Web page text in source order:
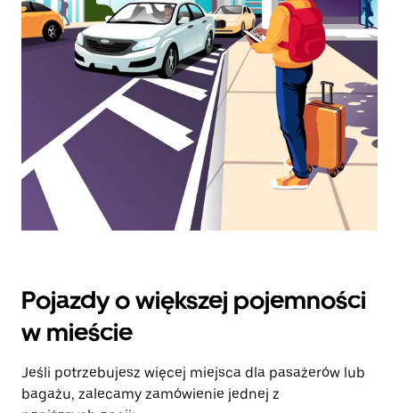
klawisz
„Escape”,
aby
zamknąć
kalendarz.
Pojazdy o większej pojemności
w mieście
Jeśli potrzebujesz więcej miejsca dla pasażerów lub
bagażu, zalecamy zamówienie jednej z